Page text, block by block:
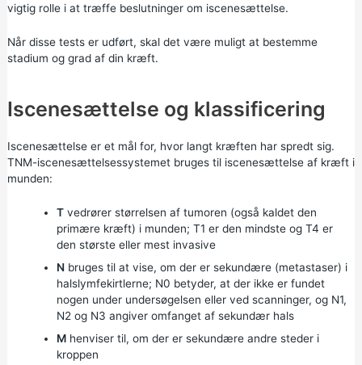
vigtig rolle i at træffe beslutninger om iscenesættelse.
Når disse tests er udført, skal det være muligt at bestemme
stadium og grad af din kræft.
Iscenesættelse og klassificering
Iscenesættelse er et mål for, hvor langt kræften har spredt sig.
TNM-iscenesættelsessystemet bruges til iscenesættelse af kræft i
munden:
Tvedrører størrelsen af tumoren (også kaldet den
primære kræft) i munden; T1 er den mindste og T4 er
den største eller mest invasive
Nbruges til at vise, om der er sekundære (metastaser) i
halslymfekirtlerne; N0 betyder, at der ikke er fundet
nogen under undersøgelsen eller ved scanninger, og N1,
N2 og N3 angiver omfanget af sekundær hals
Mhenviser til, om der er sekundære andre steder i
kroppen